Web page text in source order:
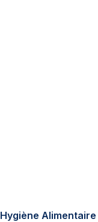
Hygiène